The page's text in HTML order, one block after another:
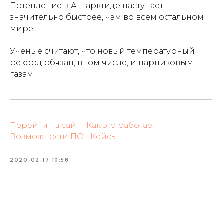
Потепление в Антарктиде наступает
значительно быстрее, чем во всем остальном
мире.
Ученые считают, что новый температурный
рекорд обязан, в том числе, и парниковым
газам.
Перейти на сайт Как это работает
Возможности ПО
Кейсы
2020-02-17 10:58